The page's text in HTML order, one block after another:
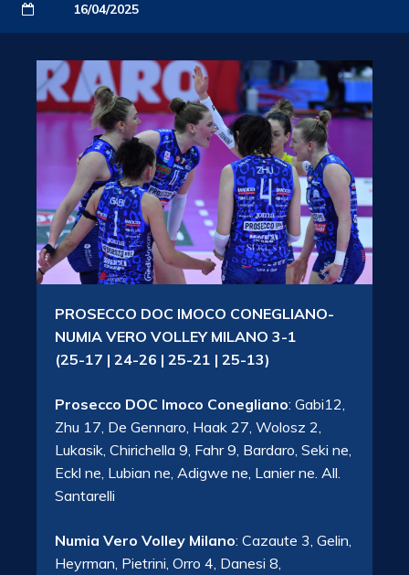
16/04/2025
PROSECCO DOC IMOCO CONEGLIANO-
NUMIA VERO VOLLEY MILANO 3-1
(25-17 | 24-26 | 25-21 | 25-13)
Prosecco DOC Imoco Conegliano: Gabi12,
Zhu 17, De Gennaro, Haak 27, Wolosz 2,
Lukasik, Chirichella 9, Fahr 9, Bardaro, Seki ne,
Eckl ne, Lubian ne, Adigwe ne, Lanier ne. All.
Santarelli
Numia Vero Volley Milano: Cazaute 3, Gelin,
Heyrman, Pietrini, Orro 4, Danesi 8,